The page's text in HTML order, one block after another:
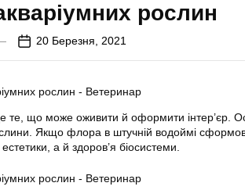
рослин
20 Березня, 2021
те, що може оживити й оформити інтер’єр.
Якщо флора в штучній водоймі
а й здоров’я біосистеми.